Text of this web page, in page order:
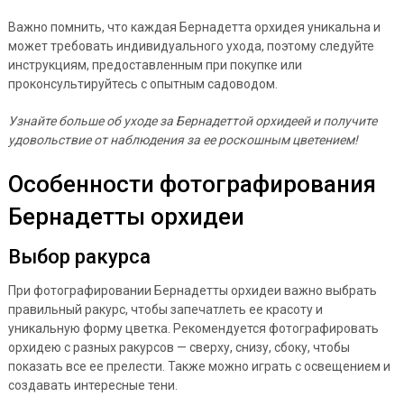
Важно помнить, что каждая Бернадетта орхидея уникальна и
может требовать индивидуального ухода, поэтому следуйте
инструкциям, предоставленным при покупке или
проконсультируйтесь с опытным садоводом.
Узнайте больше об уходе за Бернадеттой орхидеей и получите
удовольствие от наблюдения за ее роскошным цветением!
Особенности фотографирования
Бернадетты орхидеи
Выбор ракурса
При фотографировании Бернадетты орхидеи важно выбрать
правильный ракурс, чтобы запечатлеть ее красоту и
уникальную форму цветка. Рекомендуется фотографировать
орхидею с разных ракурсов — сверху, снизу, сбоку, чтобы
показать все ее прелести. Также можно играть с освещением и
создавать интересные тени.